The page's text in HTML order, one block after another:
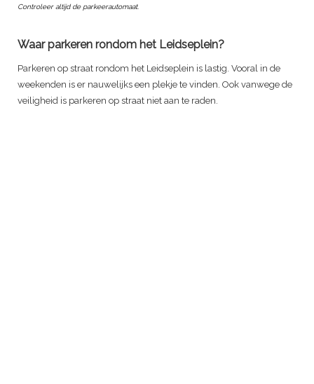
Controleer altijd de parkeerautomaat.
Waar parkeren rondom het Leidseplein?
Parkeren op straat rondom het Leidseplein is lastig. Vooral in de
weekenden is er nauwelijks een plekje te vinden. Ook vanwege de
veiligheid is parkeren op straat niet aan te raden.